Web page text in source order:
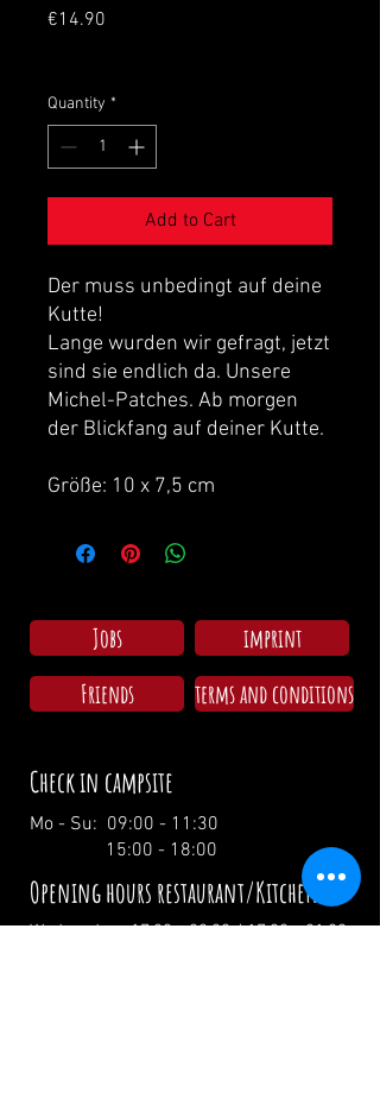
€14.90
Quantity *
Add to Cart
Der muss unbedingt auf deine
Kutte!
Lange wurden wir gefragt, jetzt
sind sie endlich da. Unsere
Michel-Patches. Ab morgen
der Blickfang auf deiner Kutte.
Größe: 10 x 7,5 cm
Jobs
imprint
Friends
terms and conditions
Check in campsite
Mo - Su: 09:00 - 11:30
15:00 - 18:00
Opening hours restaurant/Kitchen
Wednesday: 17:00 - 00:00 / 17:00 - 21:00